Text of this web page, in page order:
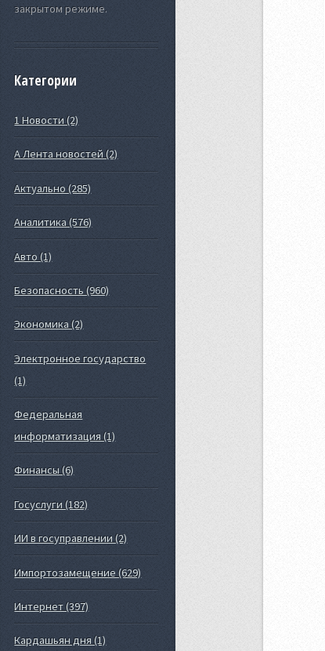
закрытом режиме.
Категории
1 Новости (2)
А Лента новостей (2)
Актуально (285)
Аналитика (576)
Авто (1)
Безопасность (960)
Экономика (2)
Электронное государство
(1)
Федеральная
информатизация (1)
Финансы (6)
Госуслуги (182)
ИИ в госуправлении (2)
Импортозамещение (629)
Интернет (397)
Кардашьян дня (1)